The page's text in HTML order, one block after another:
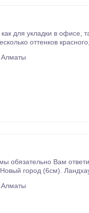
и в квартире. Такой ковролин
Алматы
город (6см).
Алматы